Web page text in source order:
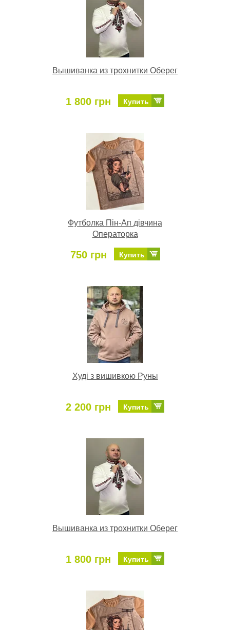
Вышиванка из трохнитки Оберег
1 800 грн Купить
Футболка Пін-Ап дівчина
Операторка
750 грн Купить
Худі з вишивкою Руны
2 200 грн Купить
Вышиванка из трохнитки Оберег
1 800 грн Купить